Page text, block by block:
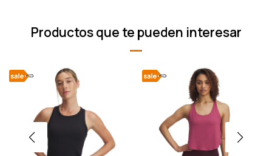
Productos que te pueden interesar